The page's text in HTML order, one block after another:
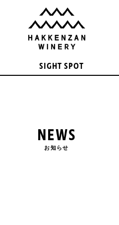
SIGHT SPOT
NEWS
お知らせ